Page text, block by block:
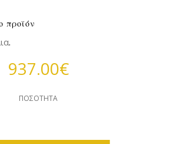
προϊόν
.
937.00€
ΠΟΣΌΤΗΤΑ